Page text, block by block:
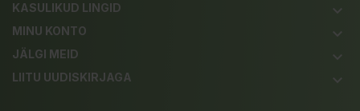
KASULIKUD LINGID
keyboard_arrow_down
MINU KONTO keyboard_arrow_down
JÄLGI MEID keyboard_arrow_down
LIITU UUDISKIRJAGA keyboard_arrow_down